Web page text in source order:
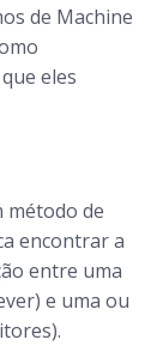
de Machine
eles
método de
encontrar a
entre uma
e uma ou